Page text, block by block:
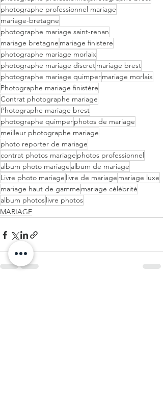
photographe professionnel mariage
mariage-bretagne
photographe mariage saint-renan
mariage bretagne mariage finistere
photographe mariage morlaix
photographe mariage discretmariage brest
photographe mariage quimpermariage morlaix
Photographe mariage finistère
Contrat photographe mariage
Photographe mariage brest
photographe quimperphotos de mariage
meilleur photographe mariage
photo reporter de mariage
contrat photos mariage photos professionnel
album photo mariage album de mariage
Livre photo mariage livre de mariage mariage luxe
mariage haut de gamme mariage célébrité
album photos livre photos
MARIAGE